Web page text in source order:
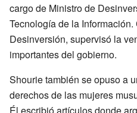
cargo de Ministro de
Tecnología de la
Desinversión, supervisó la
importantes del gobierno.
Shourie también se opuso a
derechos de las mujeres
Él escribió artículos donde